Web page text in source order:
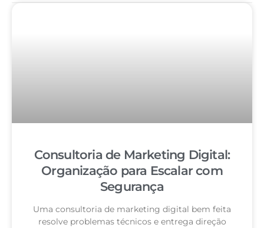
Consultoria de Marketing Digital:
Organização para Escalar com
Segurança
Uma consultoria de marketing digital bem feita
resolve problemas técnicos e entrega direção